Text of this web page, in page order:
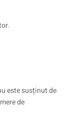
este susținut de
de